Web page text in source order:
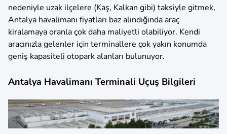
nedeniyle uzak ilçelere (Kaş, Kalkan gibi) taksiyle gitmek,
Antalya havalimanı fiyatları baz alındığında araç
kiralamaya oranla çok daha maliyetli olabiliyor. Kendi
aracınızla gelenler için terminallere çok yakın konumda
geniş kapasiteli otopark alanları bulunuyor.
Antalya Havalimanı Terminali Uçuş Bilgileri